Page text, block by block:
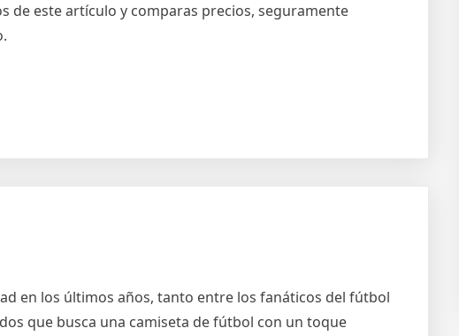
de este artículo y comparas precios, seguramente
en los últimos años, tanto entre los fanáticos del fútbol
que busca una camiseta de fútbol con un toque